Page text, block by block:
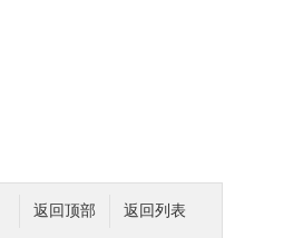
返回列表
返回顶部